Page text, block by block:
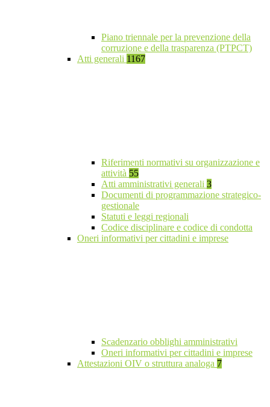
Piano triennale per la prevenzione della
corruzione e della trasparenza (PTPCT)
Atti generali 1167
Riferimenti normativi su organizzazione e
attività 55
Atti amministrativi generali 3
Documenti di programmazione strategico-
gestionale
Statuti e leggi regionali
Codice disciplinare e codice di condotta
Oneri informativi per cittadini e imprese
Scadenzario obblighi amministrativi
Oneri informativi per cittadini e imprese
Attestazioni OIV o struttura analoga 7